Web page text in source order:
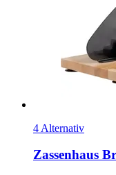
4 Alternativ
Zassenhaus